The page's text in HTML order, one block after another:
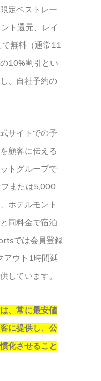
定ベストレー
ト還元、レイ
で無料（通常11
10%割引とい
、自社予約の
サイトでの予
顧客に伝える
トグループで
または5,000
ホテルモント
同料金で宿泊
では会員登録
アウト1時間延
しています。
、常に最安値
に提供し、公
化させること